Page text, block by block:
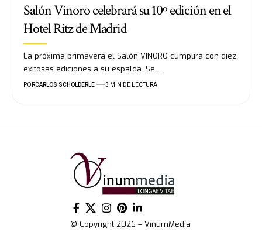
Salón Vinoro celebrará su 10º edición en el
Hotel Ritz de Madrid
La próxima primavera el Salón VINORO cumplirá con diez
exitosas ediciones a su espalda. Se…
PORCARLOS SCHÖLDERLE 3 MIN DE LECTURA
© Copyright 2026 – VinumMedia